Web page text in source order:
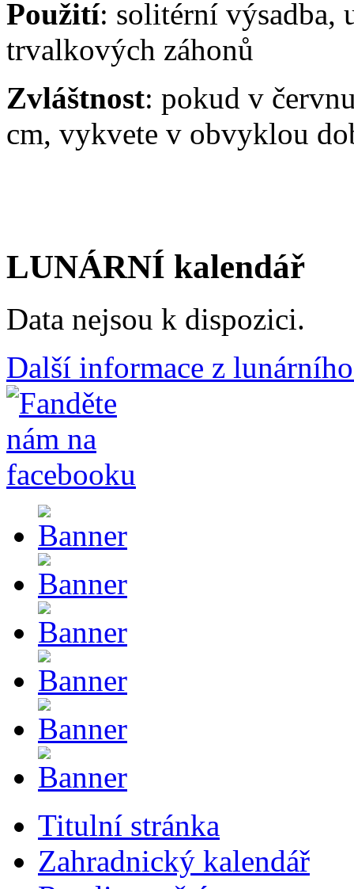
Použití: solitérní výsadba,
trvalkových záhonů
Zvláštnost: pokud v
cm, vykvete v obvyklou
LUNÁRNÍ kalendář
Data nejsou k dispozici.
Další informace z
Titulní stránka
Zahradnický kalendář